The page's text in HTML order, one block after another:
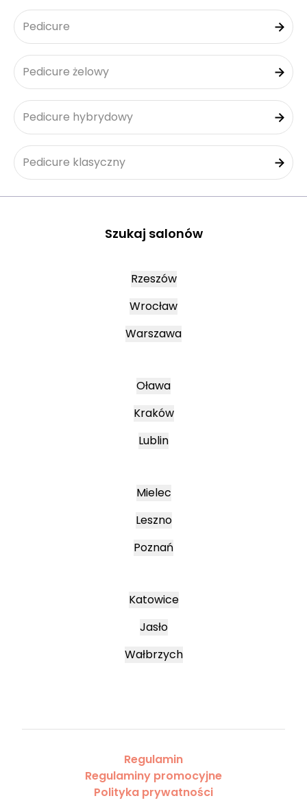
Pedicure
Pedicure żelowy
Pedicure hybrydowy
Pedicure klasyczny
Szukaj salonów
Rzeszów
Wrocław
Warszawa
Oława
Kraków
Lublin
Mielec
Leszno
Poznań
Katowice
Jasło
Wałbrzych
Regulamin
Regulaminy promocyjne
Polityka prywatności